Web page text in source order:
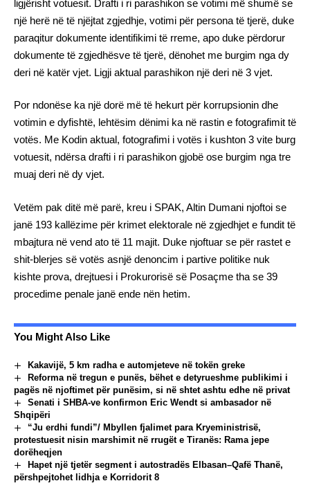
ligjërisht votuesit. Drafti i ri parashikon se votimi më shumë se
një herë në të njëjtat zgjedhje, votimi për persona të tjerë, duke
paraqitur dokumente identifikimi të rreme, apo duke përdorur
dokumente të zgjedhësve të tjerë, dënohet me burgim nga dy
deri në katër vjet. Ligji aktual parashikon një deri në 3 vjet.
Por ndonëse ka një dorë më të hekurt për korrupsionin dhe
votimin e dyfishtë, lehtësim dënimi ka në rastin e fotografimit të
votës. Me Kodin aktual, fotografimi i votës i kushton 3 vite burg
votuesit, ndërsa drafti i ri parashikon gjobë ose burgim nga tre
muaj deri në dy vjet.
Vetëm pak ditë më parë, kreu i SPAK, Altin Dumani njoftoi se
janë 193 kallëzime për krimet elektorale në zgjedhjet e fundit të
mbajtura në vend ato të 11 majit. Duke njoftuar se për rastet e
shit-blerjes së votës asnjë denoncim i partive politike nuk
kishte prova, drejtuesi i Prokurorisë së Posaçme tha se 39
procedime penale janë ende nën hetim.
You Might Also Like
Kakavijë, 5 km radha e automjeteve në tokën greke
Reforma në tregun e punës, bëhet e detyrueshme publikimi i
pagës në njoftimet për punësim, si në shtet ashtu edhe në privat
Senati i SHBA-ve konfirmon Eric Wendt si ambasador në
Shqipëri
“Ju erdhi fundi”/ Mbyllen fjalimet para Kryeministrisë,
protestuesit nisin marshimit në rrugët e Tiranës: Rama jepe
dorëheqjen
Hapet një tjetër segment i autostradës Elbasan–Qafë Thanë,
përshpejtohet lidhja e Korridorit 8